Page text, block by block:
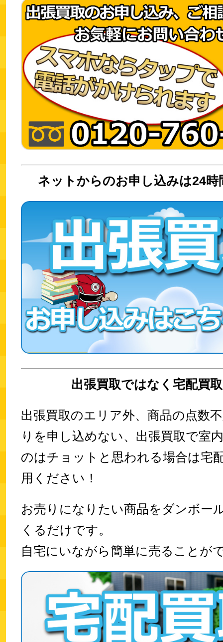
ネットからのお申し込みは24時
出張買取ではなく宅配買
出張買取のエリア外、商品の点数
りを申し込めない、出張買取で室
のはチョットと思われる場合は宅
用ください！
お売りになりたい商品をダンボー
くるだけです。
自宅にいながら 簡単に売ることが